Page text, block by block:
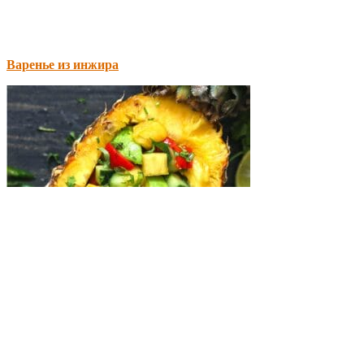
Варенье из инжира